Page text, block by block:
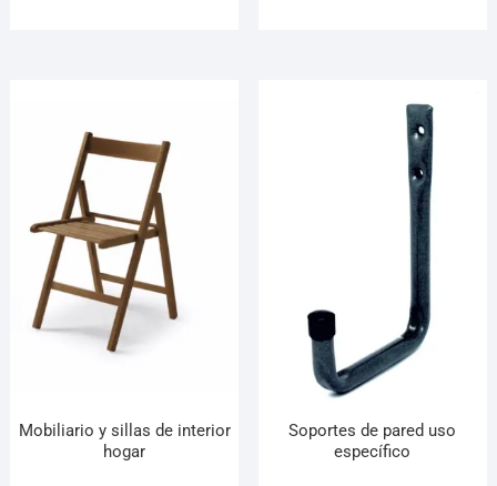
Mobiliario y sillas de interior
hogar
Soportes de pared uso
específico